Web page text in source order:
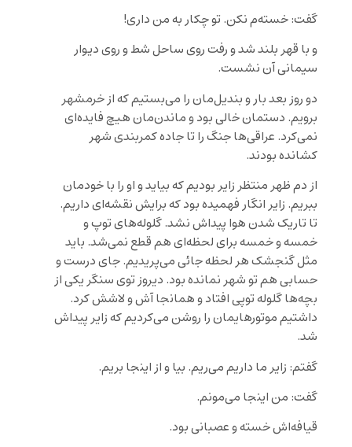
گفت: خسته‌م نکن. تو چکار به من داری!
و با قهر بلند شد و رفت روی ساحل شط و روی دیوار
سیمانی آن نشست.
دو روز بعد بار و بندیل‌مان را می‌بستیم که از خرمشهر
برویم. دستمان خالی بود و ماندن‌مان هیچ فایده‌ای
نمی‌کرد. عراقی‌ها جنگ را تا جاده کمربندی شهر
کشانده بودند.
از دم ظهر منتظر زایر بودیم که بیاید و او را با خودمان
ببریم. زایر انگار فهمیده بود که برایش نقشه‌ای داریم.
تا تاریک شدن هوا پیداش نشد. گلوله‌های توپ و
خمسه و خمسه برای لحظه‌ای هم قطع نمی‌شد. باید
مثل گنجشک هر لحظه جائی می‌پریدیم. جای درست و
حسابی هم تو شهر نمانده بود. دیروز توی سنگر یکی از
بچه‌ها گلوله توپی افتاد و همانجا آش و لاشش کرد.
داشتیم موتورهایمان را روشن می‌کردیم که زایر پیداش
شد.
گفتم: زایر ما داریم می‌ریم. بیا و از اینجا بریم.
گفت: من اینجا می‌مونم.
قیافه‌اش خسته و عصبانی بود.